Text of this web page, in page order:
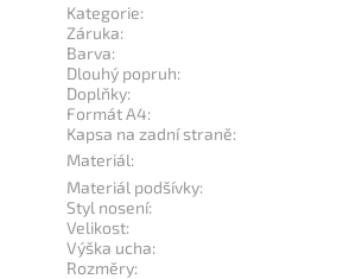
Kategorie:
Záruka:
Barva:
Dlouhý popruh:
Doplňky:
Formát A4:
Kapsa na zadní straně:
Materiál:
Materiál podšívky:
Styl nosení:
Velikost:
Výška ucha:
Rozměry: